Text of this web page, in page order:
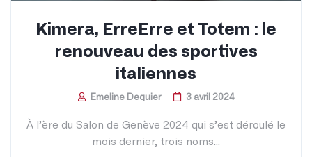
Kimera, ErreErre et Totem : le
renouveau des sportives
italiennes
Emeline Dequier 3 avril 2024
À l’ère du Salon de Genève 2024 qui s’est déroulé le
mois dernier, trois noms...